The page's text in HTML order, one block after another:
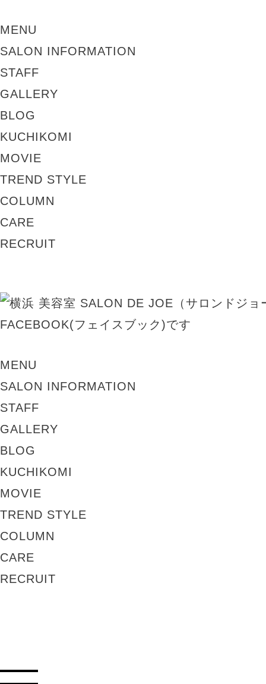
MENU
SALON INFORMATION
STAFF
GALLERY
BLOG
KUCHIKOMI
MOVIE
TREND STYLE
COLUMN
CARE
RECRUIT
MENU
SALON INFORMATION
STAFF
GALLERY
BLOG
KUCHIKOMI
MOVIE
TREND STYLE
COLUMN
CARE
RECRUIT